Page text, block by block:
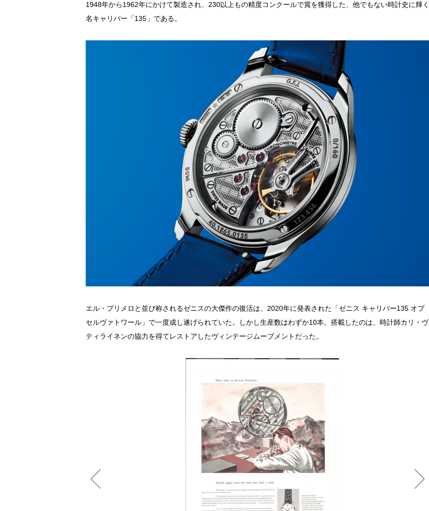
1948年から1962年にかけて製造され、230以上もの精度コンクールで賞を獲得した、他でもない時計史に輝く
名キャリバー「135」である。
エル・プリメロと並び称されるゼニスの大傑作の復活は、2020年に発表された「ゼニス キャリバー135 オプ
セルヴァトワール」で一度成し遂げられていた。しかし生産数はわずか10本。搭載したのは、時計師カリ・ヴ
ティライネンの協力を得てレストアしたヴィンテージムーブメントだった。